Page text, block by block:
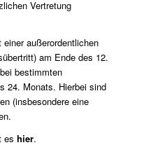
Vertretung
außerordentlichen
am Ende des 12.
bestimmten
24. Monats. Hierbei sind
(insbesondere eine
es hier.